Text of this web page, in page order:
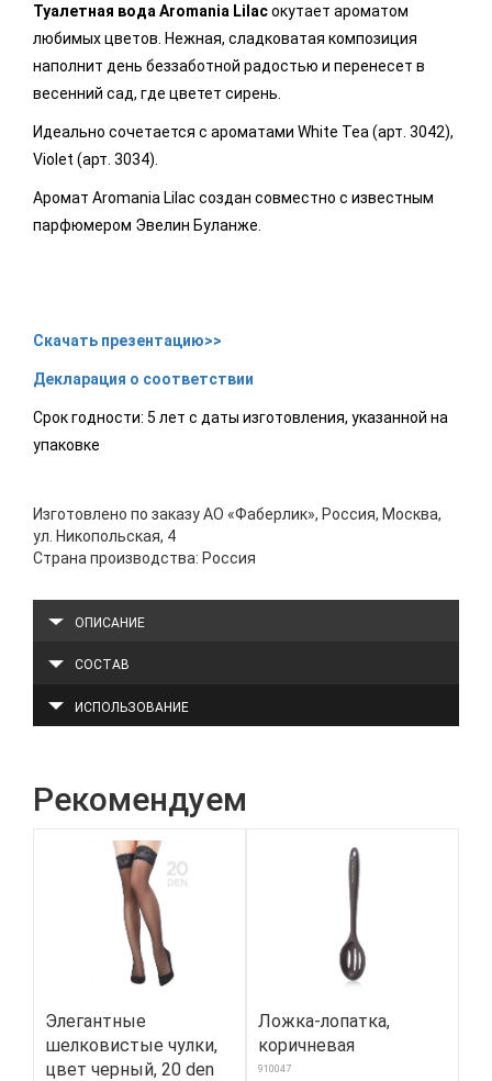
Туалетная вода Aromania Lilacокутает ароматом
любимых цветов. Нежная, сладковатая композиция
наполнит день беззаботной радостью и перенесет в
весенний сад, где цветет сирень.
Идеально сочетается с ароматами White Tea (арт. 3042),
Violet (арт. 3034).
Аромат Aromania Lilac создан совместно с известным
парфюмером Эвелин Буланже.
Скачать презентацию>>
Декларация о соответствии
Срок годности: 5 лет с даты изготовления, указанной на
упаковке
Изготовлено по заказу АО «Фаберлик», Россия, Москва,
ул. Никопольская, 4
Страна производства: Россия
ОПИСАНИЕ
СОСТАВ
ИСПОЛЬЗОВАНИЕ
Рекомендуем
Элегантные
шелковистые чулки,
цвет черный, 20 den
Ложка-лопатка,
коричневая
910047